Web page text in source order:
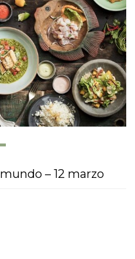
– 12 marzo